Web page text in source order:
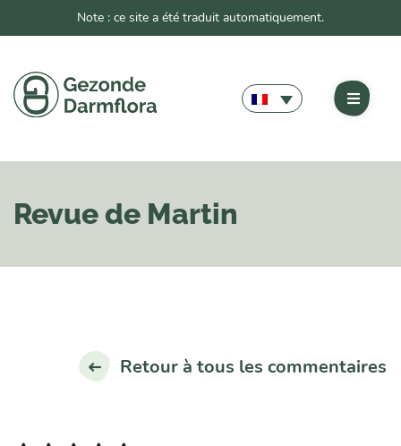
Note : ce site a été traduit automatiquement.
Revue de Martin
Retour à tous les commentaires